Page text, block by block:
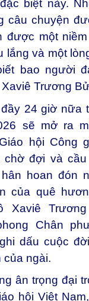
biệt này.
câu chuyện
được một
lắng và một
bao người
Trương
24 giờ nữa
sẽ mở ra
hội Công
chờ đợi và cầu
hoan đón
của quê
Xaviê
Chân
dấu cuộc
của ngài.
ân trọng đại
hội Việt